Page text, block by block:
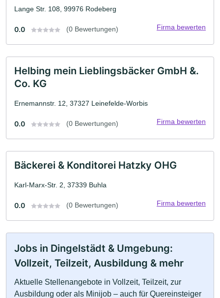
Lange Str. 108, 99976 Rodeberg
0.0 (0 Bewertungen) Firma bewerten
Helbing mein Lieblingsbäcker GmbH &.
Co. KG
Ernemannstr. 12, 37327 Leinefelde-Worbis
0.0 (0 Bewertungen) Firma bewerten
Bäckerei & Konditorei Hatzky OHG
Karl-Marx-Str. 2, 37339 Buhla
0.0 (0 Bewertungen) Firma bewerten
Jobs in Dingelstädt & Umgebung:
Vollzeit, Teilzeit, Ausbildung & mehr
Aktuelle Stellenangebote in Vollzeit, Teilzeit, zur
Ausbildung oder als Minijob – auch für Quereinsteiger